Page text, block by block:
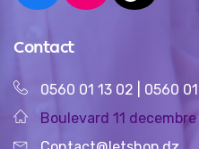
Contact
0560 01 13 02 0560
Boulevard 11